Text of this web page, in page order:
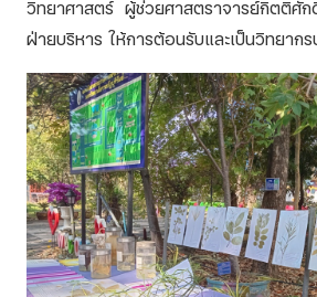
วิทยาศาสตร์ ผู้ช่วยศาสตราจารย์กิตติศั
ฝ่ายบริหาร ให้การต้อนรับและเป็นวิทยากร